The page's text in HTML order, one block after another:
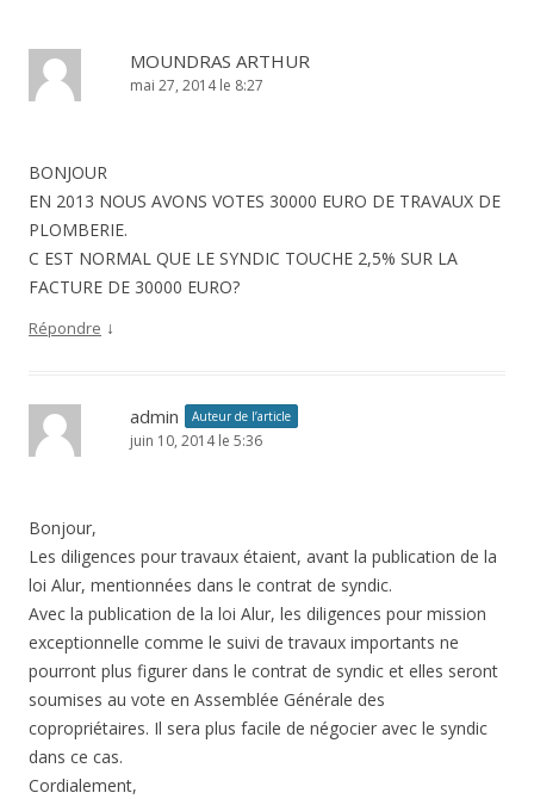
MOUNDRAS ARTHUR
mai 27, 2014 le 8:27
BONJOUR
EN 2013 NOUS AVONS VOTES 30000 EURO DE TRAVAUX DE
PLOMBERIE.
C EST NORMAL QUE LE SYNDIC TOUCHE 2,5% SUR LA
FACTURE DE 30000 EURO?
Répondre ↓
admin Auteur de l’article
juin 10, 2014 le 5:36
Bonjour,
Les diligences pour travaux étaient, avant la publication de la
loi Alur, mentionnées dans le contrat de syndic.
Avec la publication de la loi Alur, les diligences pour mission
exceptionnelle comme le suivi de travaux importants ne
pourront plus figurer dans le contrat de syndic et elles seront
soumises au vote en Assemblée Générale des
copropriétaires. Il sera plus facile de négocier avec le syndic
dans ce cas.
Cordialement,